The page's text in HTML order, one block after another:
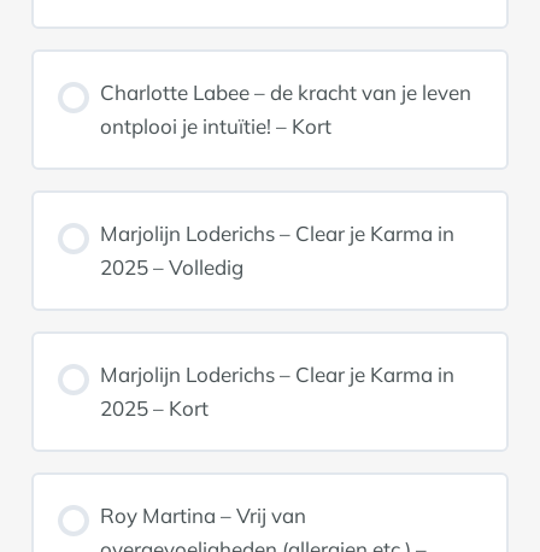
Charlotte Labee – de kracht van je leven
ontplooi je intuïtie! – Kort
Marjolijn Loderichs – Clear je Karma in
2025 – Volledig
Marjolijn Loderichs – Clear je Karma in
2025 – Kort
Roy Martina – Vrij van